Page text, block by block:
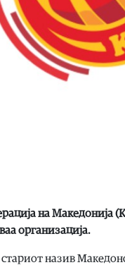
на Македонија
организација.
назив